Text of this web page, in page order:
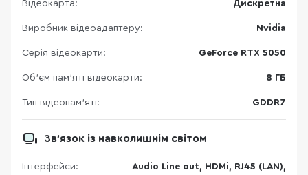
Відеокарта: Дискретна
Виробник відеоадаптеру: Nvidia
Серія відеокарти: GeForce RTX 5050
Об’єм пам’яті відеокарти: 8 ГБ
Тип відеопам’яті: GDDR7
Зв’язок із навколишнім світом
Інтерфейси:
Audio Line out, HDMi, RJ45 (LAN),